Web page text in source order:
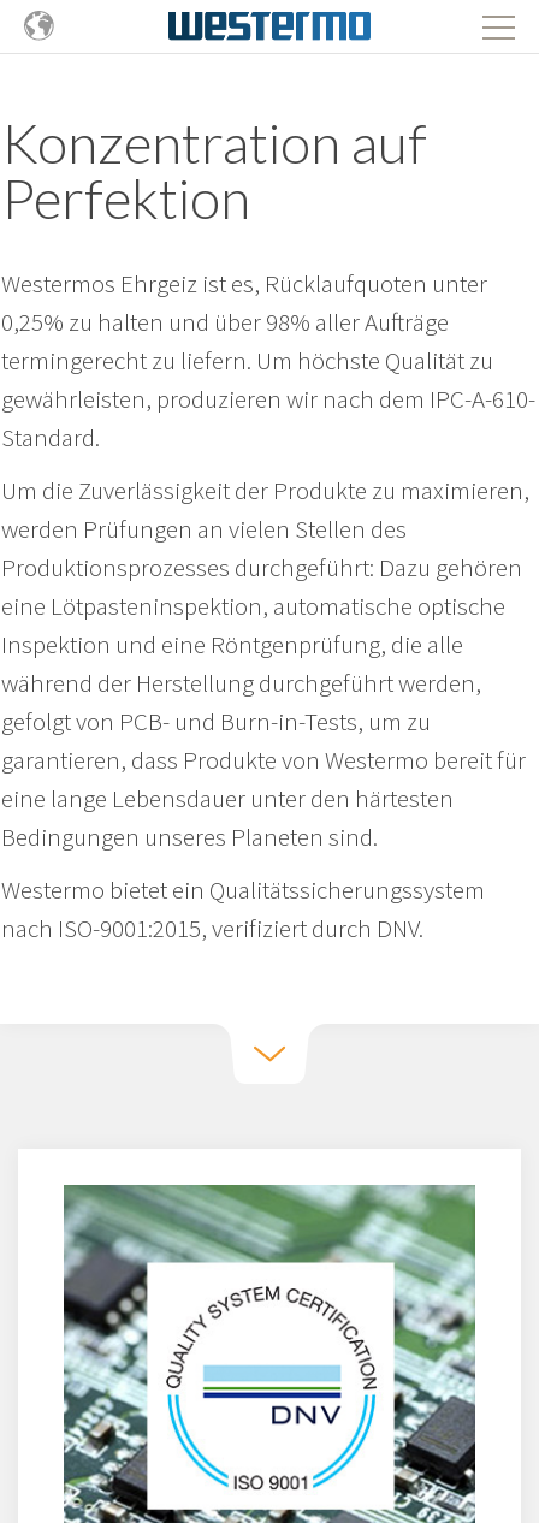
Konzentration auf
Perfektion
Westermos Ehrgeiz ist es, Rücklaufquoten unter
0,25% zu halten und über 98% aller Aufträge
termingerecht zu liefern. Um höchste Qualität zu
gewährleisten, produzieren wir nach dem IPC-A-610-
Standard.
Um die Zuverlässigkeit der Produkte zu maximieren,
werden Prüfungen an vielen Stellen des
Produktionsprozesses durchgeführt: Dazu gehören
eine Lötpasteninspektion, automatische optische
Inspektion und eine Röntgenprüfung, die alle
während der Herstellung durchgeführt werden,
gefolgt von PCB- und Burn-in-Tests, um zu
garantieren, dass Produkte von Westermo bereit für
eine lange Lebensdauer unter den härtesten
Bedingungen unseres Planeten sind.
Westermo bietet ein Qualitätssicherungssystem
nach ISO-9001:2015, verifiziert durch DNV.